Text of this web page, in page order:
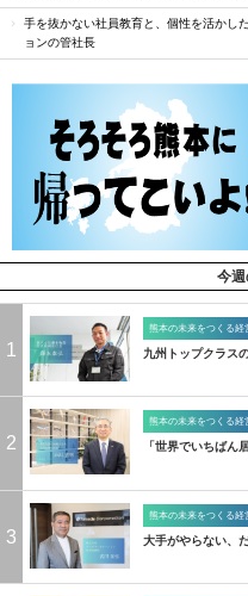
手を抜かない社員教育と、個性を活かし
ョンの管社長
今
1
熊本の未来をつくる経
九州トップクラス
2
熊本の未来をつくる経
「世界でいちばん
3
熊本の未来をつくる経
大手がやらない、